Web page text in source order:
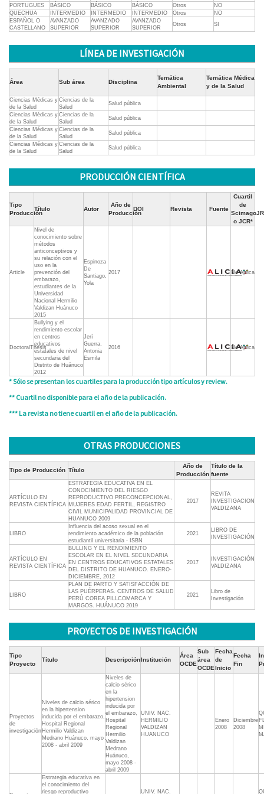
PORTUGUES
BÁSICO BÁSICO BÁSICO Otros
NO
QUECHUA
INTERMEDIO INTERMEDIO INTERMEDIO Otros
NO
ESPAÑOL O
CASTELLANO
AVANZADO
SUPERIOR
AVANZADO
SUPERIOR
AVANZADO
SUPERIOR
Otros SI
LÍNEA DE INVESTIGACIÓN
Área Sub área Disciplina
Temática
Ambiental
Temática Médica
y de la Salud
Ciencias Médicas y
de la Salud
Ciencias de la
Salud
Salud pública
Ciencias Médicas y
de la Salud
Ciencias de la
Salud
Salud pública
Ciencias Médicas y
de la Salud
Ciencias de la
Salud
Salud pública
Ciencias Médicas y
de la Salud
Ciencias de la
Salud
Salud pública
PRODUCCIÓN CIENTÍFICA
Tipo
Producción
Título Autor
Año de
Producción
DOI Revista Fuente
Cuartil
de
ScimagoJR
o JCR*
Article
Nivel de
conocimiento sobre
métodos
anticonceptivos y
su relación con el
uso en la
prevención del
embarazo,
estudiantes de la
Universidad
Nacional Hermilio
Valdizan Huánuco
2015
Espinoza
De
Santiago,
Yola
2017 No Aplica
DoctoralThesis
Bullying y el
rendimiento escolar
en centros
educativos
estatales de nivel
secundaria del
Distrito de Huánuco
2012
Jerí
Guerra,
Antonia
Esmila
2016 No Aplica
* Sólo se presentan los cuartiles para la producción tipo artículos y review.
** Cuartil no disponible para el año de la publicación.
*** La revista no tiene cuartil en el año de la publicación.
OTRAS PRODUCCIONES
Tipo de Producción Título
Año de
Producción
Título de la
fuente
ARTÍCULO EN
REVISTA CIENTÍFICA
ESTRATEGIA EDUCATIVA EN EL
CONOCIMIENTO DEL RIESGO
REPRODUCTIVO PRECONCEPCIONAL,
MUJERES EDAD FERTIL, REGISTRO
CIVIL MUNICIPALIDAD PROVINCIAL DE
HUANUCO 2009
2017
REVITA
INVESTIGACION
VALDIZANA
LIBRO
Influencia del acoso sexual en el
rendimiento académico de la población
estudiantil universitaria - ISBN
2021
LIBRO DE
INVESTIGACIÓN
ARTÍCULO EN
REVISTA CIENTÍFICA
BULLING Y EL RENDIMIENTO
ESCOLAR EN EL NIVEL SECUNDARIA
EN CENTROS EDUCATIVOS ESTATALES
DEL DISTRITO DE HUANUCO. ENERO-
DICIEMBRE, 2012
2017
INVESTIGACIÓN
VALDIZANA
LIBRO
PLAN DE PARTO Y SATISFACCIÓN DE
LAS PUÉRPERAS. CENTROS DE SALUD
PERÚ COREA PILLCOMARCA Y
MARGOS. HUÁNUCO 2019
2021
Libro de
Investigación
PROYECTOS DE INVESTIGACIÓN
Tipo
Proyecto
Título DescripciónInstitución
Área
OCDE
Sub
área
OCDE
Fecha
de
Inicio
Fecha
Fin
Proyectos
de
investigación
Niveles de calcio sérico
en la hipertension
inducida por el embarazo,
Hospital Regional
Hermilio Valdizan
Medrano Huánuco, mayo
2008 - abril 2009
Niveles de
calcio sérico
en la
hipertension
inducida por
el embarazo,
Hospital
Regional
Hermilio
Valdizan
Medrano
Huánuco,
mayo 2008 -
abril 2009
UNIV. NAC.
HERMILIO
VALDIZAN
HUANUCO
Enero
2008
Diciembre
2008
Estrategia educativa en
el conocimiento del
riesgo reproductivo
UNIV. NAC.